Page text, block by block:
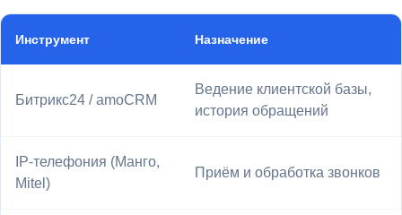
Инструмент Назначение
Битрикс24 / amoCRM
Ведение клиентской базы,
история обращений
IP-телефония (Манго,
Mitel)
Приём и обработка звонков